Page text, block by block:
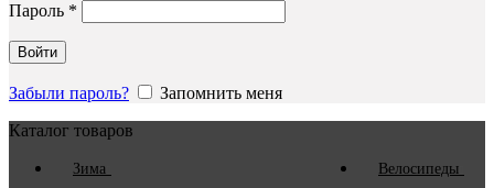
Пароль *
Войти
Забыли пароль?
Запомнить меня
Каталог товаров
Зима Велосипеды